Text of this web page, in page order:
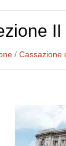
/ Cassazione